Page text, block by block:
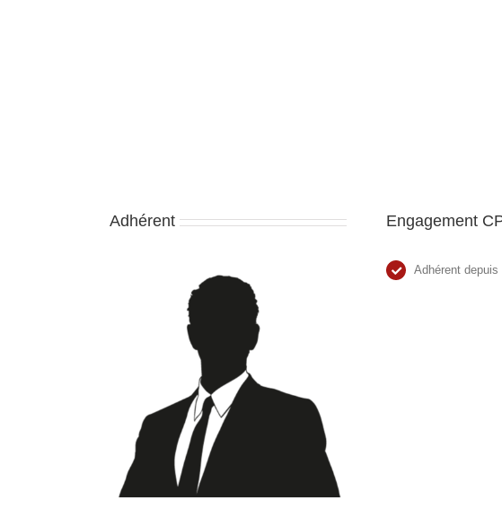
Adhérent Engagement
Adhérent depuis